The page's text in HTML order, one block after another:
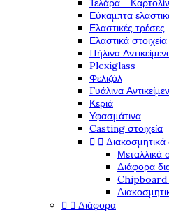
Τελάρα -
Εύκαμπτα
Ελαστικές τρέσες
Ελαστικά στοιχεία
Πήλινα
Plexiglass
Φελιζόλ
Γυάλινα
Κεριά
Υφασμάτινα
Casting στοιχεία
  Διακοσμητικά
Μεταλλικά
Διάφορα
Chipboard
  Διάφορα